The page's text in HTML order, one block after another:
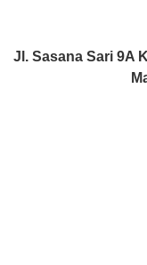
Jl. Sasana Sari 9A